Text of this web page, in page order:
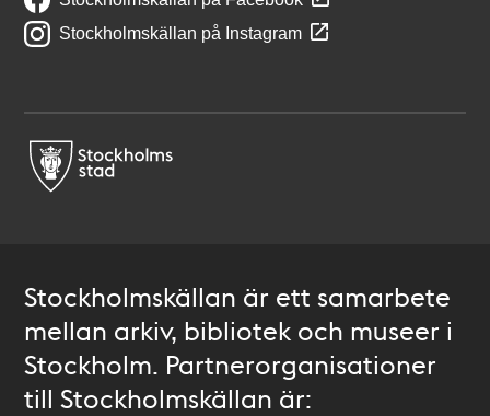
Stockholmskällan på Instagram
Stockholmskällan är ett samarbete
mellan arkiv, bibliotek och museer i
Stockholm. Partnerorganisationer
till Stockholmskällan är: